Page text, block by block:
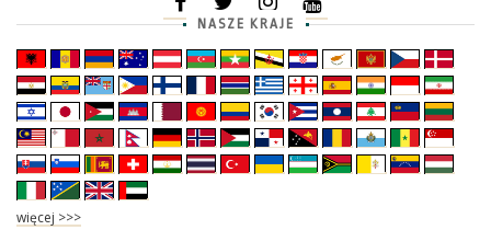
NASZE KRAJE
więcej >>>